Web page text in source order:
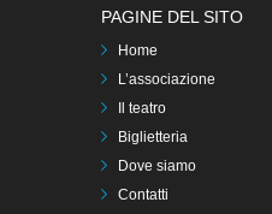
PAGINE DEL SITO
Home
L’associazione
Il teatro
Biglietteria
Dove siamo
Contatti